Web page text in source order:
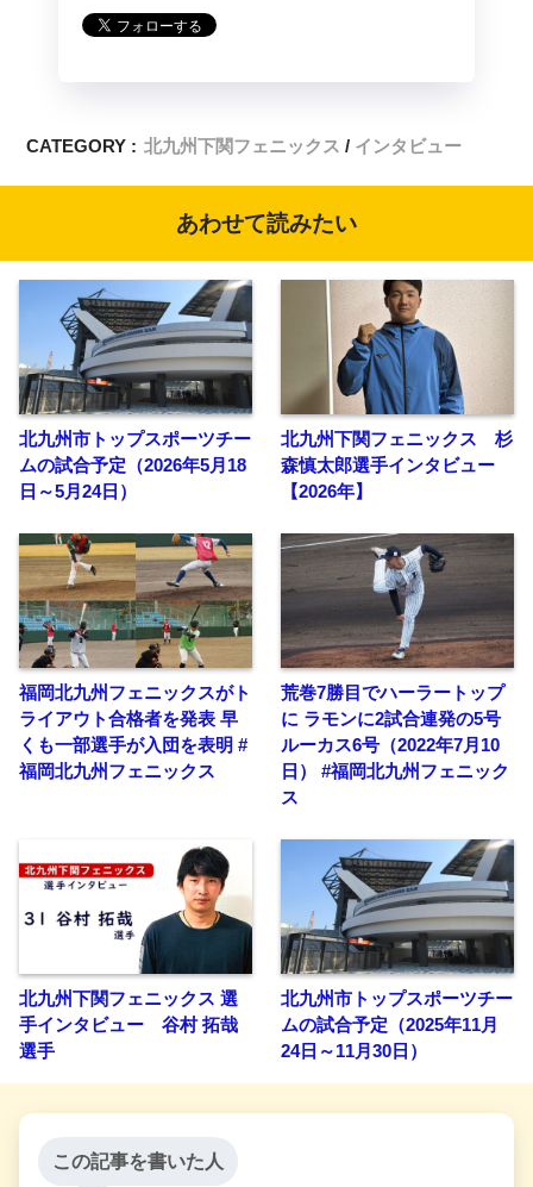
CATEGORY : 北九州下関フェニックス インタビュー
あわせて読みたい
北九州市トップスポーツチー
ムの試合予定（2026年5月18
日～5月24日）
北九州下関フェニックス 杉
森慎太郎選手インタビュー
【2026年】
福岡北九州フェニックスがト
ライアウト合格者を発表 早
くも一部選手が入団を表明 #
福岡北九州フェニックス
荒巻7勝目でハーラートップ
に ラモンに2試合連発の5号
ルーカス6号（2022年7月10
日） #福岡北九州フェニック
ス
北九州下関フェニックス 選
手インタビュー 谷村 拓哉
選手
北九州市トップスポーツチー
ムの試合予定（2025年11月
24日～11月30日）
この記事を書いた人